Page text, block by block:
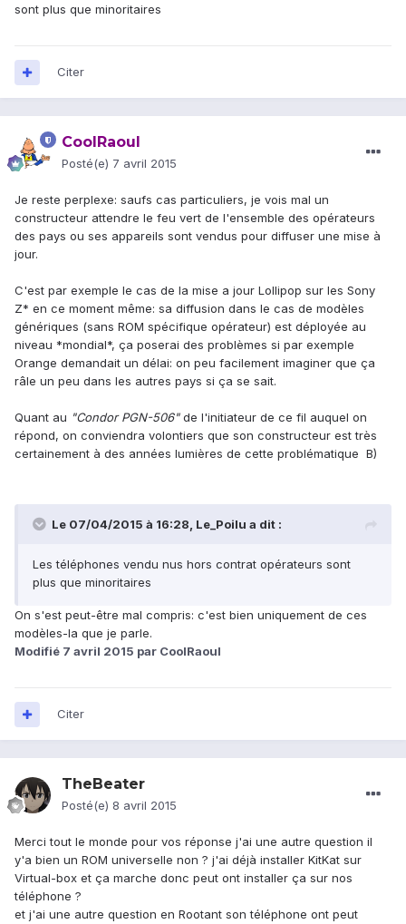
sont plus que minoritaires
Citer
CoolRaoul
Posté(e) 7 avril 2015
Je reste perplexe: saufs cas particuliers, je vois mal un
constructeur attendre le feu vert de l'ensemble des opérateurs
des pays ou ses appareils sont vendus pour diffuser une mise à
jour.
C'est par exemple le cas de la mise a jour Lollipop sur les Sony
Z* en ce moment même: sa diffusion dans le cas de modèles
génériques (sans ROM spécifique opérateur) est déployée au
niveau *mondial*, ça poserai des problèmes si par exemple
Orange demandait un délai: on peu facilement imaginer que ça
râle un peu dans les autres pays si ça se sait.
Quant au "Condor PGN-506"de l'initiateur de ce fil auquel on
répond, on conviendra volontiers que son constructeur est très
certainement à des années lumières de cette problématique B)
Le 07/04/2015 à 16:28, Le_Poilu a dit :
Les téléphones vendu nus hors contrat opérateurs sont
plus que minoritaires
On s'est peut-être mal compris: c'est bien uniquement de ces
modèles-la que je parle.
Modifié 7 avril 2015 par CoolRaoul
Citer
TheBeater
Posté(e) 8 avril 2015
Merci tout le monde pour vos réponse j'ai une autre question il
y'a bien un ROM universelle non ? j'ai déjà installer KitKat sur
Virtual-box et ça marche donc peut ont installer ça sur nos
téléphone ?
et j'ai une autre question en Rootant son téléphone ont peut